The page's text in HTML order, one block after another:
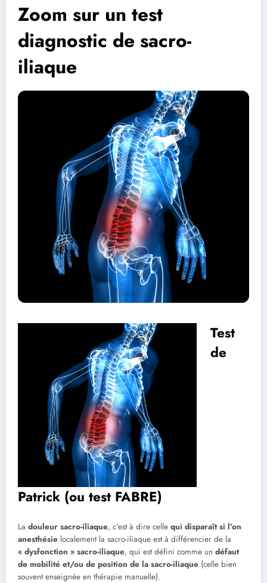
Zoom sur un test
diagnostic de sacro-
iliaque
Test
de
Patrick (ou test FABRE)
La douleur sacro-iliaque, c’est à dire celle qui disparaît si l’on
anesthésie localement la sacro-iliaque est à différencier de la
« dysfonction » sacro-iliaque, qui est défini comme un défaut
de mobilité et/ou de position de la sacro-iliaque (celle bien
souvent enseignée en thérapie manuelle).